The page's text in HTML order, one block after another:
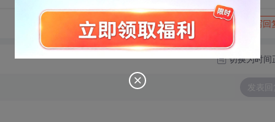
转发到动态 举报 写回
切换为时间
发表回